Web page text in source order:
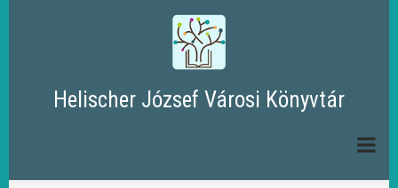
Helischer József Városi Könyvtár